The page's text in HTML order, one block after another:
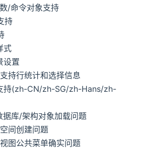
/命令对象支持
持
式
设置
持行统计和选择信息
持(zh-CN/zh-SG/zh-Hans/zh-
据库/架构对象加载问题
间创建问题
图公共菜单确实问题